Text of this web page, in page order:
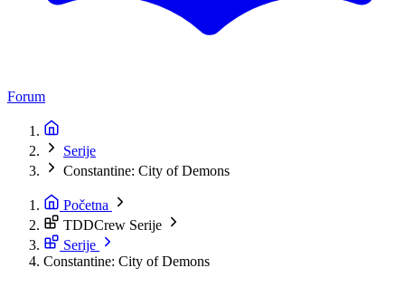
Forum
Serije
Constantine: City of Demons
Početna
TDDCrew Serije
Serije
Constantine: City of Demons